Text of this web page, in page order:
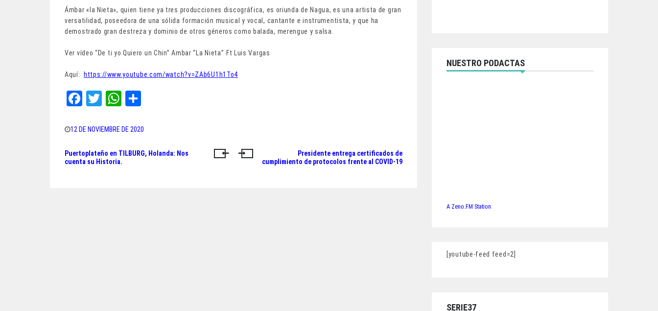
Ámbar «la Nieta», quien tiene ya tres producciones discográfica, es oriunda de Nagua, es una artista de gran
versatilidad, poseedora de una sólida formación musical y vocal, cantante e instrumentista, y que ha
demostrado gran destreza y dominio de otros géneros como balada, merengue y salsa.
Ver vídeo “De ti yo Quiero un Chin” Ambar “La Nieta’’ Ft Luis Vargas
Aquí: https://www.youtube.com/watch?v=ZAb6U1h1To4
Fa
bo
ok
T
tt
er
W
ts
A
pp
e
12 DE NOVIEMBRE DE 2020
Navegación
Puertoplateño en TILBURG, Holanda: Nos
cuenta su Historia.
Presidente entrega certificados de
cumplimiento de protocolos frente al COVID-19
NUESTRO PODACTAS
A Zeno.FM Station
[youtube-feed feed=2]
SERIE37